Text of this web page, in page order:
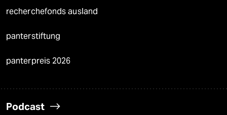
recherchefonds ausland
panterstiftung
panterpreis 2026
Podcast